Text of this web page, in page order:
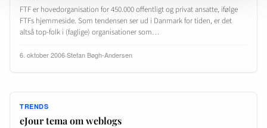
FTF er hovedorganisation for 450.000 offentligt og privat ansatte, ifølge
FTFs hjemmeside. Som tendensen ser ud i Danmark for tiden, er det
altså top-folk i (faglige) organisationer som…
6. oktober 2006·Stefan Bøgh-Andersen
TRENDS
eJour tema om weblogs